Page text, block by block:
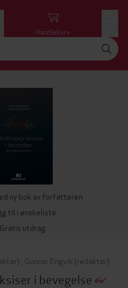
Handlekurv
ny bok av forfatteren
til i ønskeliste
Gratis utdrag
Gunnar Engvik (redaktør)
i bevegelse